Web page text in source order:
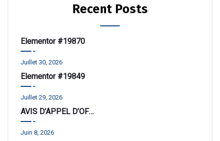
Recent Posts
Elementor #19870
Juillet 30, 2026
Elementor #19849
Juillet 29, 2026
AVIS D’APPEL D’OFFRE
Juin 8, 2026